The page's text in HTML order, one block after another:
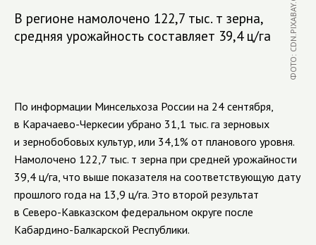
В регионе намолочено 122,7 тыс. т зерна,
средняя урожайность составляет 39,4 ц/га
ФОТО: CDN.PIXABAY.COM
По информации Минсельхоза России на 24 сентября,
в Карачаево-Черкесии убрано 31,1 тыс. га зерновых
и зернобобовых культур, или 34,1% от планового уровня.
Намолочено 122,7 тыс. т зерна при средней урожайности
39,4 ц/га, что выше показателя на соответствующую дату
прошлого года на 13,9 ц/га. Это второй результат
в Северо-Кавказском федеральном округе после
Кабардино-Балкарской Республики.